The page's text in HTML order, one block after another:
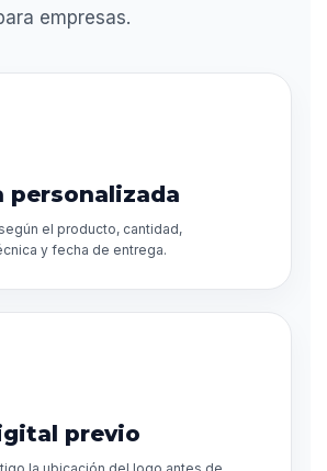
empresas.
personalizada
el producto, cantidad,
y fecha de entrega.
previo